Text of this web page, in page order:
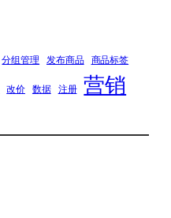
分组管理 发布商品 商品标签
改价 数据 注册 营销